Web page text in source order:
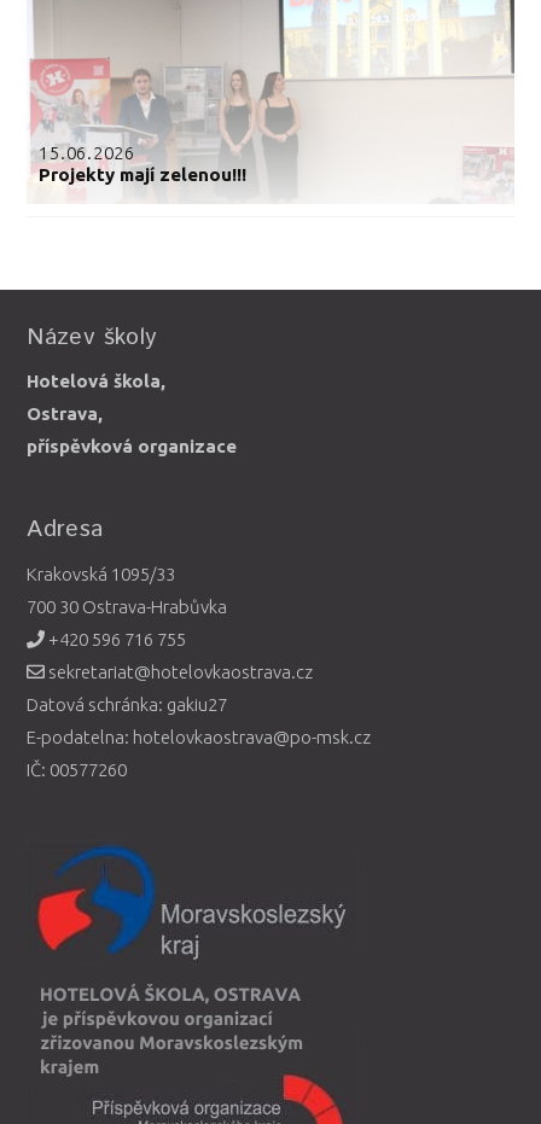
15.06.2026
Projekty mají zelenou!!!
Název školy
Hotelová škola,
Ostrava,
příspěvková organizace
Adresa
Krakovská 1095/33
700 30 Ostrava-Hrabůvka
+420 596 716 755
sekretariat@hotelovkaostrava.cz
Datová schránka: gakiu27
E-podatelna: hotelovkaostrava@po-msk.cz
IČ: 00577260